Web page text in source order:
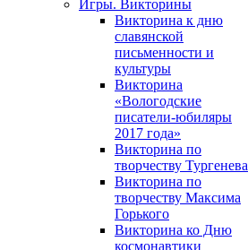
Игры. Викторины
Викторина к дню
славянской
письменности и
культуры
Викторина
«Вологодские
писатели-юбиляры
2017 года»
Викторина по
творчеству Тургенева
Викторина по
творчеству Максима
Горького
Викторина ко Дню
космонавтики